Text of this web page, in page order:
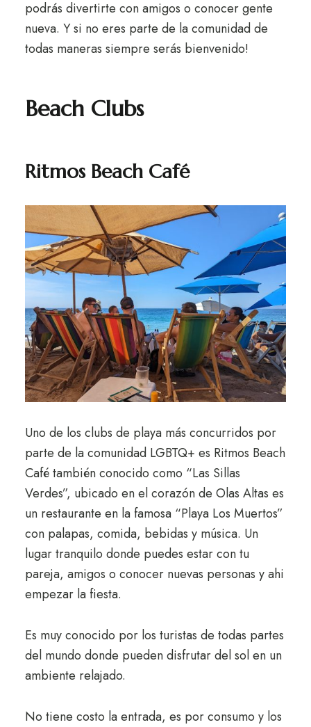
podrás divertirte con amigos o conocer gente
nueva. Y si no eres parte de la comunidad de
todas maneras siempre serás bienvenido!
Beach Clubs
Ritmos Beach Café
Uno de los clubs de playa más concurridos por
parte de la comunidad LGBTQ+ es Ritmos Beach
Café también conocido como “Las Sillas
Verdes”, ubicado en el corazón de Olas Altas es
un restaurante en la famosa “Playa Los Muertos”
con palapas, comida, bebidas y música. Un
lugar tranquilo donde puedes estar con tu
pareja, amigos o conocer nuevas personas y ahi
empezar la fiesta.
Es muy conocido por los turistas de todas partes
del mundo donde pueden disfrutar del sol en un
ambiente relajado.
No tiene costo la entrada, es por consumo y los